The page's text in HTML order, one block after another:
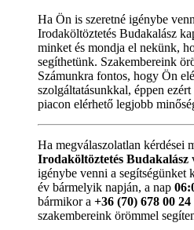
Ha Ön is szeretné igénybe
Irodaköltöztetés Budakalász
minket és mondja el nekünk,
segíthetünk. Szakembereink
Számunkra fontos, hogy Ön
szolgáltatásunkkal, éppen
piacon elérhető legjobb
Ha megválaszolatlan kérdései
Irodaköltöztetés Budakalász
igénybe venni a segítségünket
év bármelyik napján, a nap
bármikor a +36 (70) 678 00 24
szakembereink örömmel